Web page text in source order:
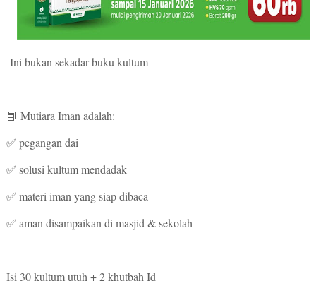
Ini bukan sekadar buku kultum
📘 Mutiara Iman adalah:
✅ pegangan dai
✅ solusi kultum mendadak
✅ materi iman yang siap dibaca
✅ aman disampaikan di masjid & sekolah
Isi 30 kultum utuh + 2 khutbah Id